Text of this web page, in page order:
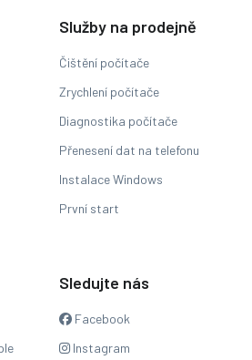
Služby na prodejně
Čištění počítače
Zrychlení počítače
Diagnostika počítače
Přenesení dat na telefonu
Instalace Windows
První start
Sledujte nás
Facebook
Instagram